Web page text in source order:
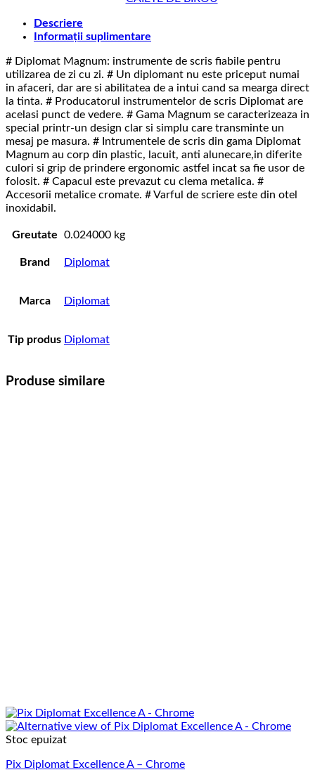
Descriere
Informații suplimentare
# Diplomat Magnum: instrumente de scris fiabile pentru
utilizarea de zi cu zi. # Un diplomant nu este priceput numai
in afaceri, dar are si abilitatea de a intui cand sa mearga direct
la tinta. # Producatorul instrumentelor de scris Diplomat are
acelasi punct de vedere. # Gama Magnum se caracterizeaza in
special printr-un design clar si simplu care transminte un
mesaj pe masura. # Intrumentele de scris din gama Diplomat
Magnum au corp din plastic, lacuit, anti alunecare,in diferite
culori si grip de prindere ergonomic astfel incat sa fie usor de
folosit. # Capacul este prevazut cu clema metalica. #
Accesorii metalice cromate. # Varful de scriere este din otel
inoxidabil.
Greutate 0.024000 kg
Brand Diplomat
Marca Diplomat
Tip produs Diplomat
Produse similare
Stoc epuizat
Pix Diplomat Excellence A – Chrome